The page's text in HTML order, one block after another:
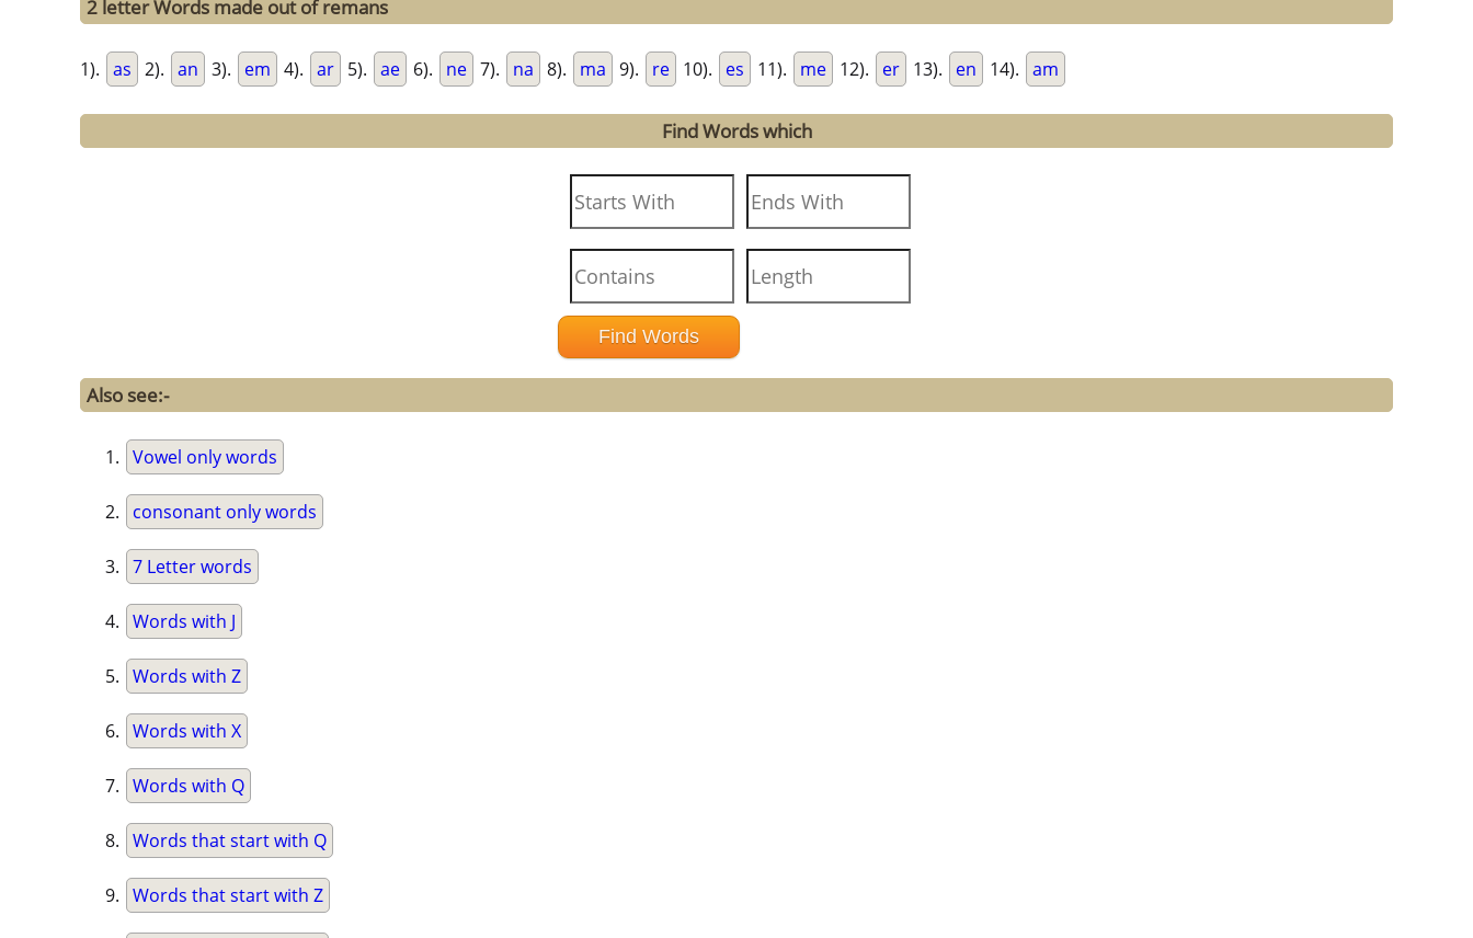
2 letter Words made out of remans
1). as 2). an 3). em 4). ar 5). ae 6). ne 7). na 8). ma 9). re 10). es 11). me 12). er 13). en 14). am
Find Words which
Also see:-
Vowel only words
consonant only words
7 Letter words
Words with J
Words with Z
Words with X
Words with Q
Words that start with Q
Words that start with Z